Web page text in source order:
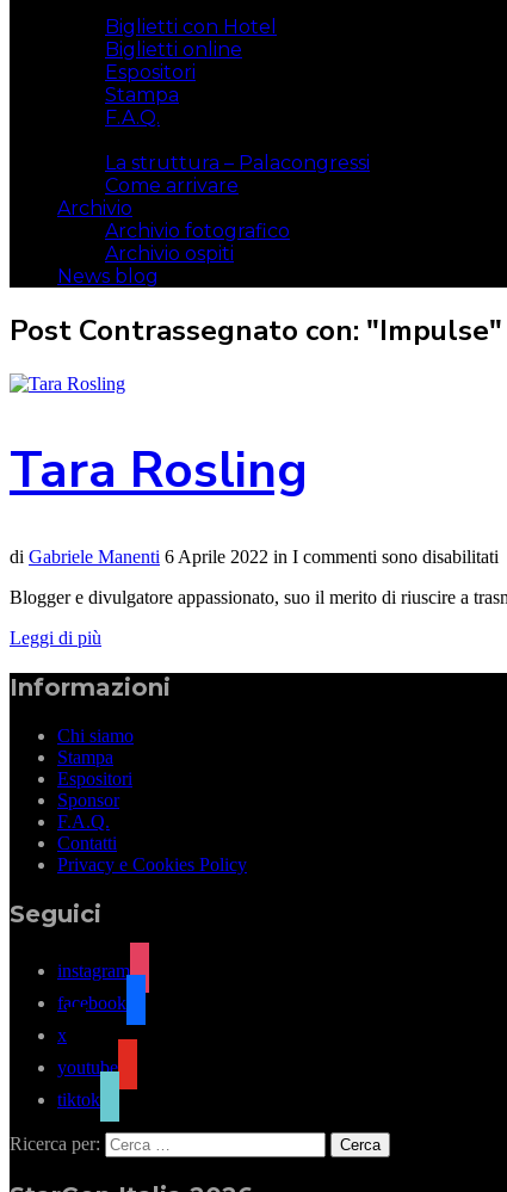
Biglietti con Hotel
Biglietti online
Espositori
Stampa
F.A.Q.
La struttura – Palacongressi
Come arrivare
Archivio
Archivio fotografico
Archivio ospiti
News blog
Post Contrassegnato con: "Impulse"
Tara Rosling
di Gabriele Manenti 6 Aprile 2022 in I commenti sono disabilitati
Blogger e divulgatore appassionato, suo il merito di riuscire a
Leggi di più
Informazioni
Chi siamo
Stampa
Espositori
Sponsor
F.A.Q.
Contatti
Privacy e Cookies Policy
Seguici
instagram
facebook
x
youtube
tiktok
Ricerca per: